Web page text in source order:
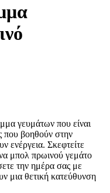
γευμάτων που είναι
που βοηθούν στην
ενέργεια. Σκεφτείτε
μπολ πρωινού γεμάτο
την ημέρα σας με
μια θετική κατεύθυνση